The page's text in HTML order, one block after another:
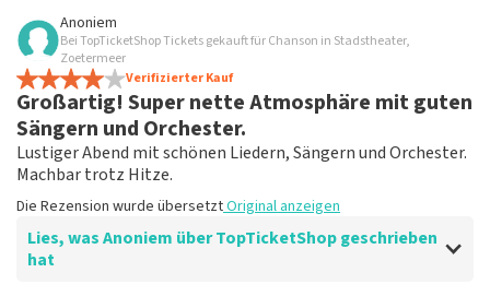
Bewertung von Anoniem über
Die Reservierung lief gut.
Tolle Erfahrung mit TopTicketService, Bestellung,
Bezahlung und Erhalt von Tickets verliefen perfekt.
Nur nie wieder in Eindhoven.
Die Rezension wurde übersetztOriginal anzeigen
Anoniem
Bei TopTicketShop Tickets gekauft für Chanson in Stadstheater,
Zoetermeer
Verifizierter Kauf
Großartig! Super nette Atmosphäre mit guten
Sängern und Orchester.
Lustiger Abend mit schönen Liedern, Sängern und Orchester.
Machbar trotz Hitze.
Die Rezension wurde übersetztOriginal anzeigen
Lies, was Anoniem über TopTicketShop geschrieben
hat